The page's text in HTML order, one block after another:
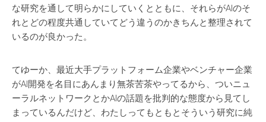
な研究を通して明らかにしていくとともに、それらがAIのそ
れとどの程度共通していてどう違うのかきちんと整理されて
いるのが良かった。
てゆーか、最近大手プラットフォーム企業やベンチャー企業
がAI開発を名目にあんまり無茶苦茶やってるから、ついニュ
ーラルネットワークとかAIの話題を批判的な態度から見てし
まっているんだけど、わたしってもともとそういう研究に純